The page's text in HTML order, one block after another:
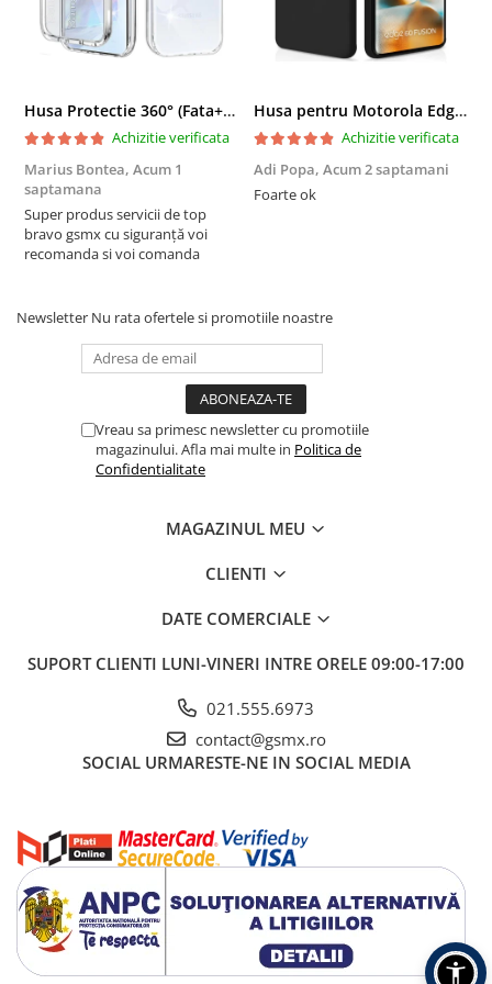
Husa Protectie 360° (Fata+Spate) compatibila Samsung Galaxy A55 5G, Transparanta, Protectie Completa
Achizitie verificata
Marius Bontea, Acum 1
saptamana
Super produs servicii de top
bravo gsmx cu siguranță voi
recomanda si voi comanda
Husa pentru Motorola Edge 60 Fusion din sIlicon catifelat cu interior din microfibra si protectie la camere - Negru
Achizitie verificata
Adi Popa, Acum 2 saptamani
Foarte ok
Newsletter Nu rata ofertele si promotiile noastre
Vreau sa primesc newsletter cu promotiile
magazinului. Afla mai multe in Politica de
Confidentialitate
MAGAZINUL MEU
CLIENTI
DATE COMERCIALE
SUPORT CLIENTI LUNI-VINERI INTRE ORELE 09:00-17:00
021.555.6973
contact@gsmx.ro
SOCIAL URMARESTE-NE IN SOCIAL MEDIA